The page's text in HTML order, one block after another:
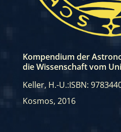
Kompendium der
die Wissenschaft vom
Keller, H.-U.:ISBN:
Kosmos, 2016